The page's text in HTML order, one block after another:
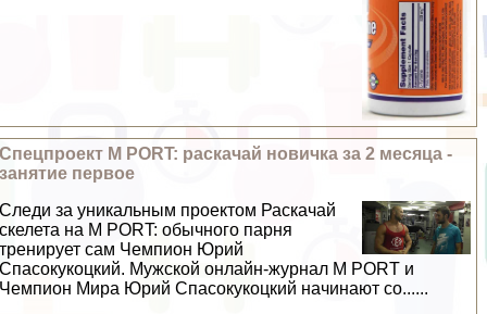
Спецпроект M PORT: раскачай новичка за 2 месяца -
занятие первое
Следи за уникальным проектом Раскачай
скелета на M PORT: обычного парня
тренирует сам Чемпион Юрий
Спасокукоцкий. Мужской онлайн-журнал M PORT и
Чемпион Мира Юрий Спасокукоцкий начинают со......